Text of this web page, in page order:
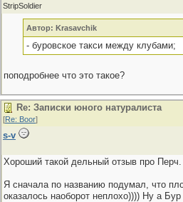
StripSoldier
Автор: Krasavchik
- буровское такси между клубами;
поподробнее что это такое?
Re: Записки юного натуралиста
[Re: Boor]
s-v
Хороший такой дельный отзыв про Перч.
Я сначала по названию подумал, что
оказалось наоборот неплохо)))) Ну а